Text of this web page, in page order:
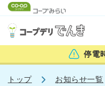
停電
トップ お知らせ一覧